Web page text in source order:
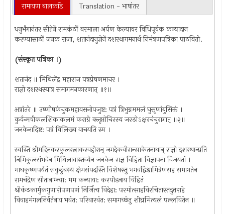
रामायण बालकांडे Translation - भाषांतर
धनुर्भंगानंतर सीतेनें रामकंठीं वरमाला अर्पण केल्यावर विधिपूर्वक कन्यादान
करण्यासाठीं जनक राजा, शतानंदानुज्ञेनें दशरथागमनार्थ निमंत्रणपत्रिका पाठवितो.
(संस्कृत पत्रिका ।)
शतानंद ॥ मिथिलेंद्र महाराज पत्रप्रेषणमाचर ।
राज्ञो दशरथस्यात्र समागमनकारणात् ॥१॥
अत्रांतरे ॥ उष्णीषकंचुकमहावसनोपजुष्ट: पत्रं त्रिभुग्नममलं घुसृणांबुसिक्तं ।
कुर्वन्मषीकलशिकाकलमं कराग्रे क्लृप्तोचिरस्य जरठोऽक्षरचंचुरागात् ॥२॥
जनकेनादिष्ट: पत्रं विलिख्य वाचयति स्म ।
स्वस्ति श्रीमद्दिनकरकुलरत्नाकरवहीरान् जगदेकवीरान्साकेतनाथान् राज्ञो दशरथान्प्रति
निमिकुलसंभवेन मिथिलावास्तव्येन जनकेन राज्ञ विहिता विज्ञापना विजयतां ।
माघकृष्णपर्यंतं सकुटुंबस्य क्षेमसंपदस्ति विशेषस्तु भगवद्विश्वामित्रेणसह समागतेन
रामचंद्रेण सीतानाम्न्या: मम कन्याया: करपीडनाय विहितं
श्रीकंठकार्मुकगुणारोपणपणं निर्जित्य विदेहा: परमोत्साहविरचितास्तदुत्तराहे
विवाहमंगलनिर्वर्तनाय भवंत: परिवारवंत: समागच्छंतु शीघ्रमित्यलं पल्लवितेन ॥